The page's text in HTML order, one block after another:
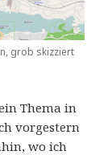
grob skizziert
Thema in
vorgestern
wo ich